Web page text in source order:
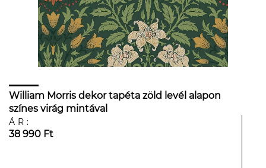
William Morris dekor tapéta zöld levél alapon
színes virág mintával
ÁR:
38 990 Ft